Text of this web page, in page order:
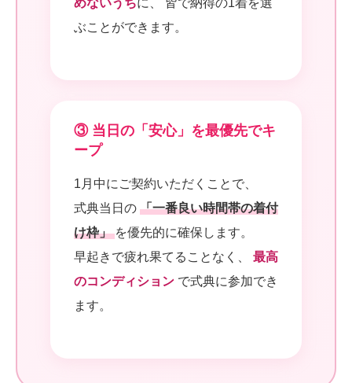
めないうちに、 皆で納得の1着を選
ぶことができます。
③ 当日の「安心」を最優先でキ
ープ
1月中にご契約いただくことで、
式典当日の 「一番良い時間帯の着付
け枠」を優先的に確保します。
早起きで疲れ果てることなく、 最高
のコンディション で式典に参加でき
ます。